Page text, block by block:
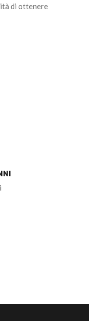
di ottenere